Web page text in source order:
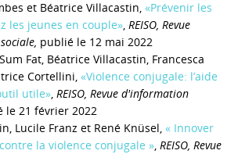
et Béatrice Villacastin, «Prévenir les
les jeunes en couple», REISO, Revue
publié le 12 mai 2022
Fat, Béatrice Villacastin, Francesca
Cortellini, «Violence conjugale: l’aide
utile», REISO, Revue d'information
le 21 février 2022
Lucile Franz et René Knüsel, « Innover
la violence conjugale », REISO, Revue